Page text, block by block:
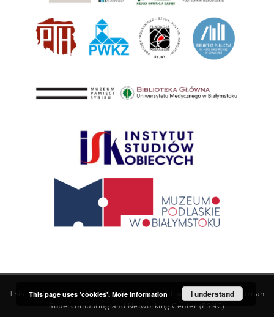
This service runs onDInGO dLibra 6.3.21software created by
Poznan
Supercomputing and Networking Center (PSNC)
This page uses 'cookies'. More information I understand